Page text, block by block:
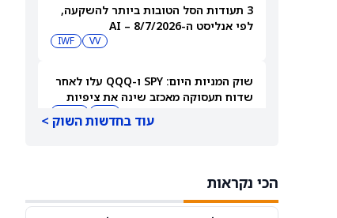
3 תעודות הסל הטובות ביותר להשקעה,
לפי אנליסט ה-AI – 8/7/2026
VV
IWF
שוק המניות היום: SPY ו-QQQ עלו לאחר
שדוח תעסוקה מאכזב שינה את ציפיות
עוד בחדשות השוק >
הכי נקראות